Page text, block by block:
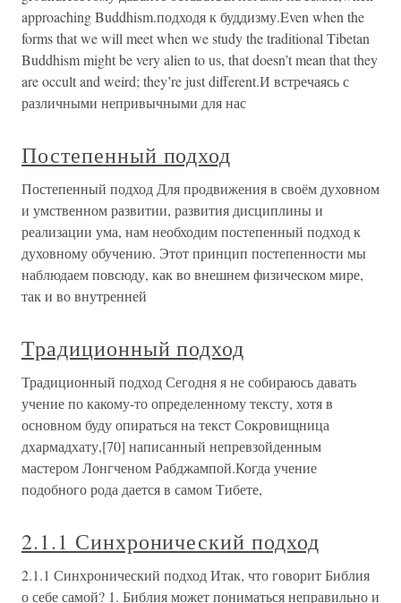
approaching Buddhism.подходя к буддизму.Even when the
forms that we will meet when we study the traditional Tibetan
Buddhism might be very alien to us, that doesn’t mean that they
are occult and weird; they’re just different.И встречаясь с
различными непривычными для нас
Постепенный подход
Постепенный подход Для продвижения в своём духовном
и умственном развитии, развития дисциплины и
реализации ума, нам необходим постепенный подход к
духовному обучению. Этот принцип постепенности мы
наблюдаем повсюду, как во внешнем физическом мире,
так и во внутренней
Традиционный подход
Традиционный подход Сегодня я не собираюсь давать
учение по какому-то определенному тексту, хотя в
основном буду опираться на текст Сокровищница
дхармадхату,[70] написанный непревзойденным
мастером Лонгченом Рабджампой.Когда учение
подобного рода дается в самом Тибете,
2.1.1 Синхронический подход
2.1.1 Синхронический подход Итак, что говорит Библия
о себе самой? 1. Библия может пониматься неправильно и